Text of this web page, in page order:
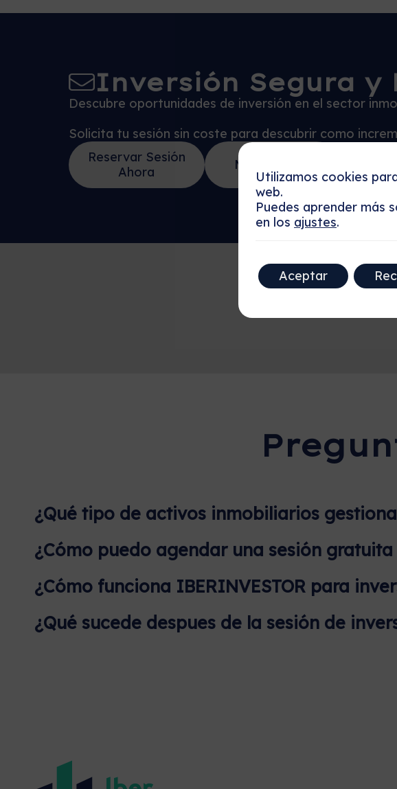
Inversión Segura y
Descubre oportunidades de inversión en el sector
Solicita tu sesión sin coste para descubrir como
Reservar Sesión
Ahora
Más detalles
¿Qué tipo de activos inmobiliarios
¿Cómo puedo agendar una sesión gratuita
¿Cómo funciona IBERINVESTOR para
¿Qué sucede despues de la sesión de
Utilizamos cookies
web.
Puedes aprender más
en los ajustes.
Aceptar